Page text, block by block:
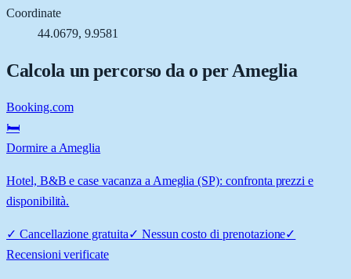
Coordinate
44.0679, 9.9581
Calcola un percorso da o perAmeglia
Booking.com
🛏️
Dormire a Ameglia
Hotel, B&B e case vacanza a Ameglia (SP): confronta prezzi e
disponibilità.
✓ Cancellazione gratuita✓ Nessun costo di prenotazione✓
Recensioni verificate